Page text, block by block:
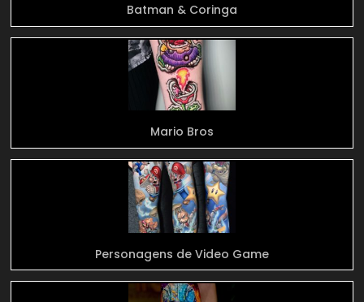
Batman & Coringa
Mario Bros
Personagens de Video Game